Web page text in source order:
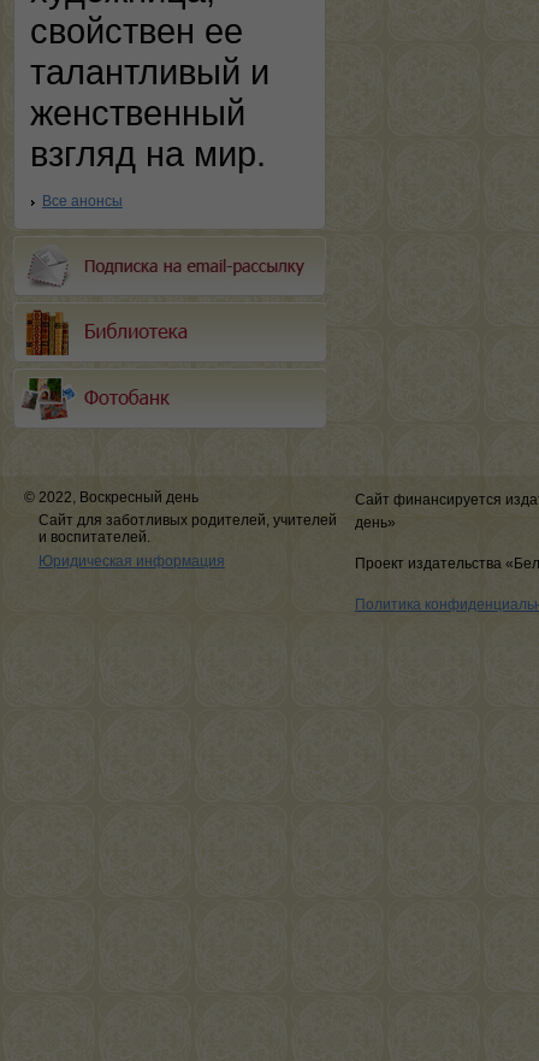
свойствен ее
талантливый и
женственный
взгляд на мир.
Все анонсы
© 2022, Воскресный день
Сайт для заботливых родителей, учителей
и воспитателей.
Юридическая информация
Сайт финансируется
день»
Проект издательства
Политика